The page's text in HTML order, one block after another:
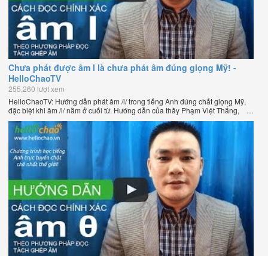
Chưa phát được âm l là chưa phát âm đúng giọng Mỹ! -
HelloChaoTV
255,260 lượt xem
HelloChaoTV: Hướng dẫn phát âm /l/ trong tiếng Anh đúng chất giọng Mỹ,
đặc biệt khi âm /l/ nằm ở cuối từ. Hướng dẫn của thầy Phạm Việt Thắng,
đồng sáng lập HelloChao.vn - Chương trình dạy tiếng Anh trực tuyến chặt
chẽ nhất thế giới.